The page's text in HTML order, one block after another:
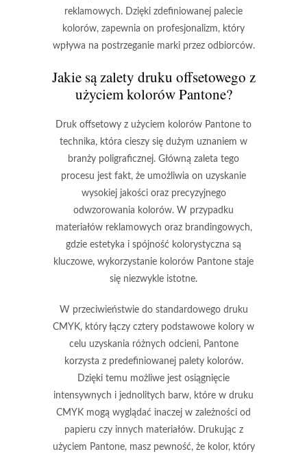
reklamowych. Dzięki zdefiniowanej palecie
kolorów, zapewnia on profesjonalizm, który
wpływa na postrzeganie marki przez odbiorców.
Jakie są zalety druku offsetowego z
użyciem kolorów Pantone?
Druk offsetowy z użyciem kolorów Pantone to
technika, która cieszy się dużym uznaniem w
branży poligraficznej. Główną zaleta tego
procesu jest fakt, że umożliwia on uzyskanie
wysokiej jakościoraz precyzyjnego
odwzorowania kolorów. W przypadku
materiałów reklamowych oraz brandingowych,
gdzie estetyka i spójność kolorystyczna są
kluczowe, wykorzystanie kolorów Pantone staje
się niezwykle istotne.
W przeciwieństwie do standardowego druku
CMYK, który łączy cztery podstawowe kolory w
celu uzyskania różnych odcieni, Pantone
korzysta z predefiniowanej palety kolorów.
Dzięki temu możliwe jest osiągnięcie
intensywnych i jednolitych barw, które w druku
CMYK mogą wyglądać inaczej w zależności od
papieru czy innych materiałów. Drukując z
użyciem Pantone, masz pewność, że kolor, który